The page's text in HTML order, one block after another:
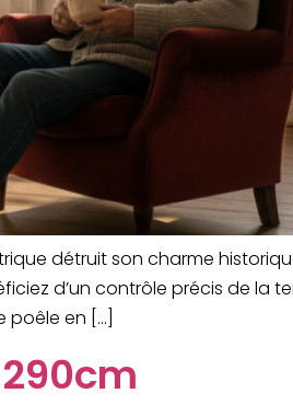
détruit son charme
d’un contrôle précis de la
en […]